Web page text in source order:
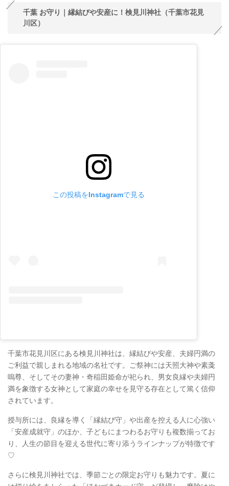
千葉 お守り｜縁結びや安産に！検見川神社（千葉市花見
川区）
この投稿をInstagramで見る
千葉市花見川区にある検見川神社は、縁結びや安産、夫婦円満の
ご利益で親しまれる地域の名社です。ご祭神には天照大神や素戔
嗚尊、そしてその妻神・奇稲田姫命が祀られ、男女良縁や夫婦円
満を象徴する女神として家庭の幸せを見守る存在として篤く信仰
されています。
授与所には、良縁を導く「縁結び守」や出産を控える人に心強い
「安産成就守」のほか、子どもにまつわるお守りも複数揃ってお
り、人生の節目を迎える世代に寄り添うラインナップが特徴です
♡
さらに検見川神社では、季節ごとの限定お守りも魅力です。夏に